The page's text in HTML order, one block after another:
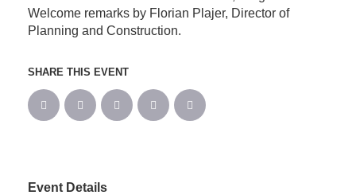
Welcome remarks by Florian Plajer, Director of
Planning and Construction.
SHARE THIS EVENT
Event Details